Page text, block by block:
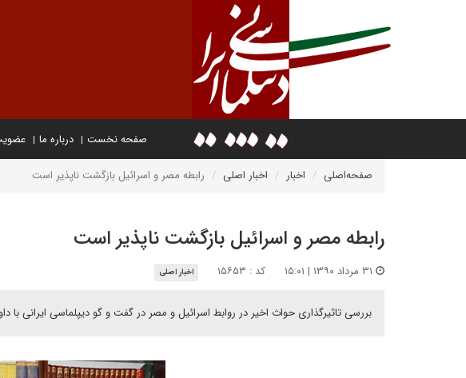
صفحه نخست درباره ما
صفحه‌اصلی اخبار اخبار اصلی رابطه مصر و اسرائیل بازگشت ناپذیر است
رابطه مصر و اسرائیل بازگشت ناپذیر است
کد : ۱۵۶۵۳ اخبار اصلی
بررسی تاثیرگذاری حواث اخیر در روابط اسرائیل و مصر در گفت و گو دیپلماسی ایرانی با